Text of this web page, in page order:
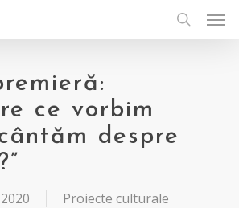
search
ce vorbim
despre
Proiecte culturale